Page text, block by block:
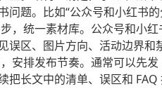
问题。比如“公众号和小红书
，统一素材库。公众号和小
误区、图片方向、活动边界
安排发布节奏。通常可以先
把长文中的清单、误区和